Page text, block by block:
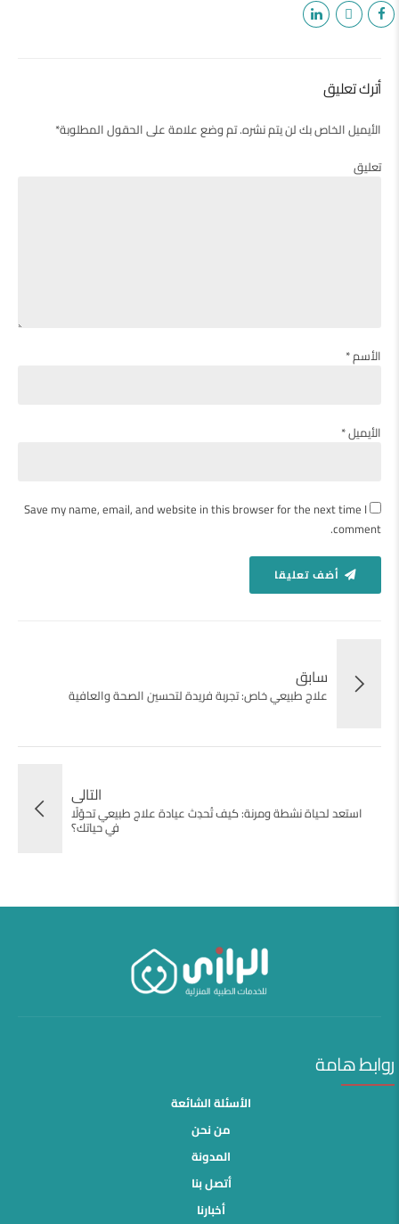
أترك تعليق
الأيميل الخاص بك لن يتم نشره. تم وضع علامة على الحقول المطلوبة*
تعليق
الأسم *
الأيميل *
Save my name, email, and website in this browser for the next time I
comment.
أضف تعليقا
سابق
علاج طبيعي خاص: تجربة فريدة لتحسين الصحة والعافية
التالى
استعد لحياة نشطة ومرنة: كيف تُحدِث عيادة علاج طبيعي تحوّلًا
في حياتك؟
روابط هامة
الأسئلة الشائعة
من نحن
المدونة
أتصل بنا
أخبارنا